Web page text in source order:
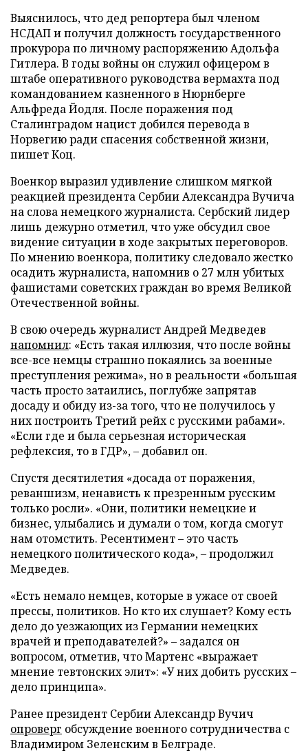
Выяснилось, что дед репортера был членом
НСДАП и получил должность государственного
прокурора по личному распоряжению Адольфа
Гитлера. В годы войны он служил офицером в
штабе оперативного руководства вермахта под
командованием казненного в Нюрнберге
Альфреда Йодля. После поражения под
Сталинградом нацист добился перевода в
Норвегию ради спасения собственной жизни,
пишет Коц.
Военкор выразил удивление слишком мягкой
реакцией президента Сербии Александра Вучича
на слова немецкого журналиста. Сербский лидер
лишь дежурно отметил, что уже обсудил свое
видение ситуации в ходе закрытых переговоров.
По мнению военкора, политику следовало жестко
осадить журналиста, напомнив о 27 млн убитых
фашистами советских граждан во время Великой
Отечественной войны.
В свою очередь журналист Андрей Медведев
напомнил: «Есть такая иллюзия, что после войны
все-все немцы страшно покаялись за военные
преступления режима», но в реальности «большая
часть просто затаились, поглубже запрятав
досаду и обиду из-за того, что не получилось у
них построить Третий рейх с русскими рабами».
«Если где и была серьезная историческая
рефлексия, то в ГДР», – добавил он.
Спустя десятилетия «досада от поражения,
реваншизм, ненависть к презренным русским
только росли». «Они, политики немецкие и
бизнес, улыбались и думали о том, когда смогут
нам отомстить. Ресентимент – это часть
немецкого политического кода», – продолжил
Медведев.
«Есть немало немцев, которые в ужасе от своей
прессы, политиков. Но кто их слушает? Кому есть
дело до уезжающих из Германии немецких
врачей и преподавателей?» – задался он
вопросом, отметив, что Мартенс «выражает
мнение тевтонских элит»: «У них добить русских –
дело принципа».
Ранее президент Сербии Александр Вучич
опроверг обсуждение военного сотрудничества с
Владимиром Зеленским в Белграде.